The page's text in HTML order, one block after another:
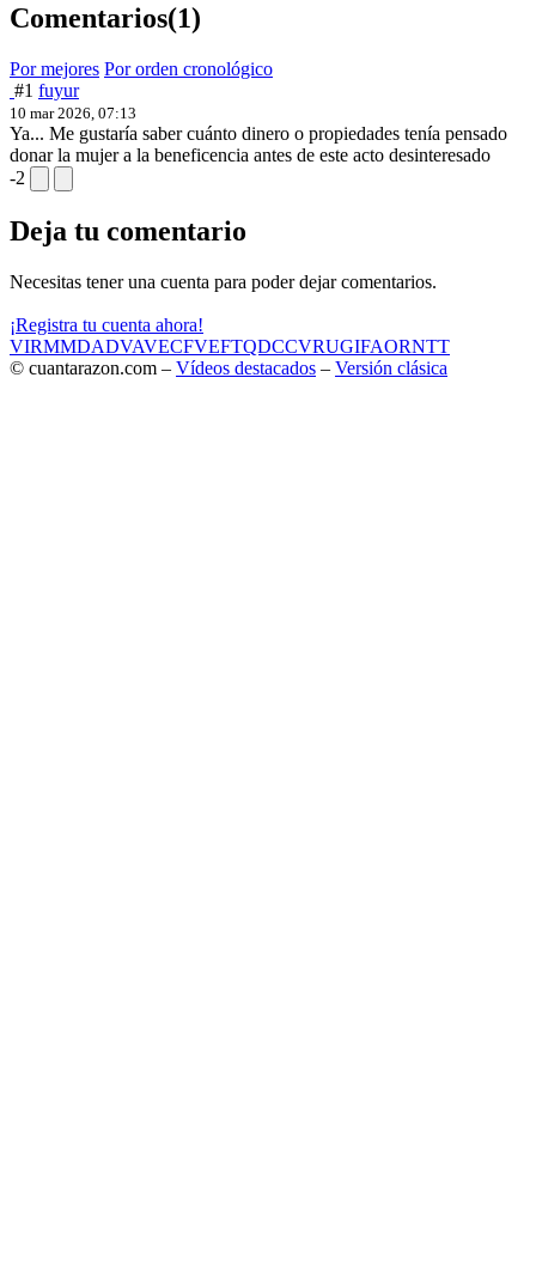
Comentarios(1)
Por mejores Por orden cronológico
#1 fuyur
10 mar 2026, 07:13
Ya... Me gustaría saber cuánto dinero o propiedades tenía pensado
donar la mujer a la beneficencia antes de este acto desinteresado
-2
Deja tu comentario
Necesitas tener una cuenta para poder dejar comentarios.
¡Registra tu cuenta ahora!
VIRMMDADVAVECFVEFTQDCCVRUGIFAORNTT
© cuantarazon.com – Vídeos destacados – Versión clásica